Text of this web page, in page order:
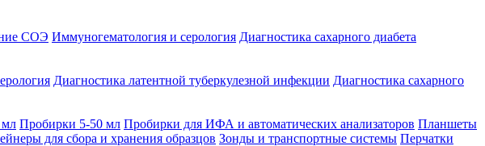
СОЭ Иммуногематология и серология Диагностика сахарного диабета
Диагностика латентной туберкулезной инфекции Диагностика сахарного
Пробирки 5-50 мл Пробирки для ИФА и автоматических анализаторов Планшеты
для сбора и хранения образцов Зонды и транспортные системы Перчатки